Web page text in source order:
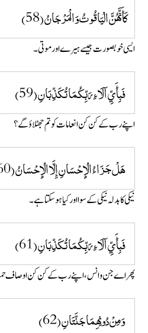
كَأَنَّهُنَّ الْيَاقُوتُ وَالْمَرْجَانُ (58)
ایسی خوبصورت جیسے ہیرے اور موتی۔
فَبِأَيِّ آلَاءِ رَبِّكُمَا تُكَذِّبَانِ (59)
اپنے رب کے کن کن انعامات کو تم جھٹلاؤ گے ؟
هَلْ جَزَاءُ الْإِحْسَانِ إِلَّا الْإِحْسَانُ (60)
نیکی کا بدلہ نیکی کے سوا اور کیا ہوسکتا ہے ۔
فَبِأَيِّ آلَاءِ رَبِّكُمَا تُكَذِّبَانِ (61)
پھر اے جن و انس ، اپنے رب کے کن کن اوصاف
وَمِنْ دُونِهِمَا جَنَّتَانِ (62)